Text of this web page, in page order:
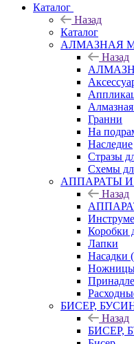
Каталог
Назад
Каталог
АЛМАЗНАЯ
Назад
Гранни
На
Наследие
Стразы
Схемы
АППАРАТЫ
Назад
Коробки
Лапки
Насадки
БИСЕР,
Назад
БИСЕР,